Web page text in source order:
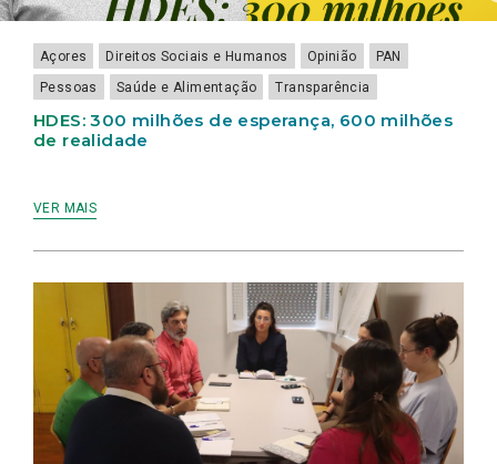
Açores Direitos Sociais e Humanos Opinião
PAN
Pessoas
Saúde e Alimentação Transparência
HDES: 300 milhões de esperança, 600 milhões
de realidade
VER MAIS